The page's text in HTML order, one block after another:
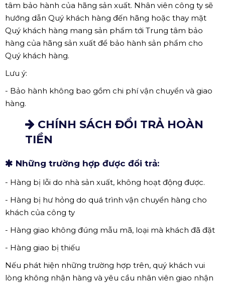
tâm bảo hành của hãng sản xuất. Nhân viên công ty sẽ
hướng dẫn Quý khách hàng đến hãng hoặc thay mặt
Quý khách hàng mang sản phẩm tới Trung tâm bảo
hàng của hãng sản xuất để bảo hành sản phẩm cho
Quý khách hàng.
Lưu ý:
- Bảo hành không bao gồm chi phí vận chuyển và giao
hàng.
CHÍNH SÁCH ĐỔI TRẢ HOÀN
TIỀN
Những trường hợp được đổi trả:
- Hàng bị lỗi do nhà sản xuất, không hoạt động được.
- Hàng bị hư hỏng do quá trình vận chuyển hàng cho
khách của công ty
- Hàng giao không đúng mẫu mã, loại mà khách đã đặt
- Hàng giao bị thiếu
Nếu phát hiện những trường hợp trên, quý khách vui
lòng không nhận hàng và yêu cầu nhân viên giao nhận